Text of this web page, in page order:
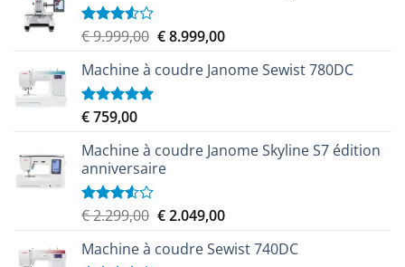
Note
sur
5
€9.999,00 Le
initial
€8.999,00Le
actuel
Machine à coudre Janome Sewist 780DC
Note5.00
€759,00
Machine à coudre Janome Skyline S7 édition
anniversaire
Note
sur
5
€2.299,00 Le
initial
€2.049,00Le
actuel
Machine à coudre Sewist 740DC